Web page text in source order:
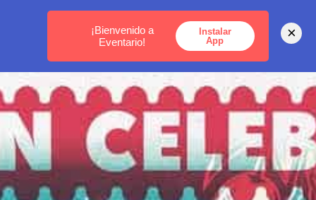
MEDELLÍN - BOGOTÁ - CARTAGENA
¡Bienvenido a
Eventario!
Instalar
App
×